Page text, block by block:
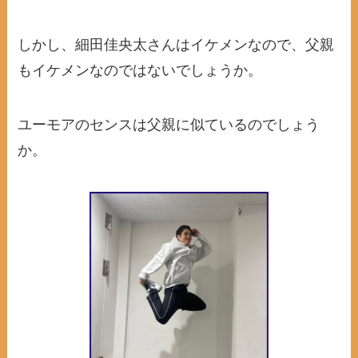
しかし、細田佳央太さんはイケメンなので、父親
もイケメンなのではないでしょうか。
ユーモアのセンスは父親に似ているのでしょう
か。